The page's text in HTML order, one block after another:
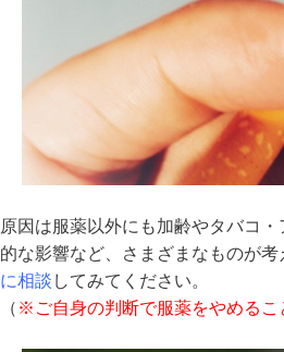
原因は服薬以外にも加齢やタバコ
的な影響など、さまざまなものが考
に相談 してみてください。
（ ※ご自身の判断で服薬をやめるこ